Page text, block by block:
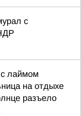
с
лаймом
на отдыхе
разъело